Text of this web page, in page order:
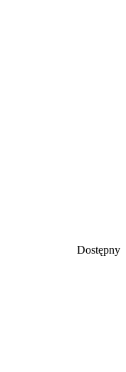
Dostępny